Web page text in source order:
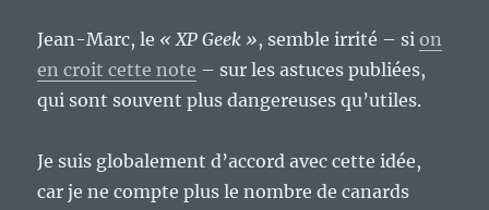
Jean-Marc, le « XP Geek », semble irrité – sion
en croit cette note – sur les astuces publiées,
qui sont souvent plus dangereuses qu’utiles.
Je suis globalement d’accord avec cette idée,
car je ne compte plus le nombre de canards